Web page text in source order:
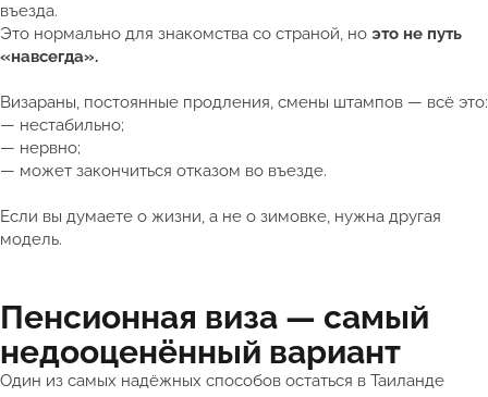
въезда.
Это нормально для знакомства со страной, но это не путь
«навсегда».
Визараны, постоянные продления, смены штампов — всё это:
— нестабильно;
— нервно;
— может закончиться отказом во въезде.
Если вы думаете о жизни, а не о зимовке, нужна другая
модель.
Пенсионная виза — самый
недооценённый вариант
Один из самых надёжных способов остаться в Таиланде